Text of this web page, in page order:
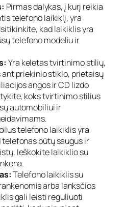
Pirmas dalykas, į kurį reikia
telefono laikiklį, yra
kad laikiklis yra
telefono modeliu ir
Yra keletas tvirtinimo stilių,
priekinio stiklo, prietaisų
angos ir CD lizdo
koks tvirtinimo stilius
automobiliui ir
telefono laikiklis yra
telefonas būtų saugus ir
Ieškokite laikiklio su
Telefono laikiklis su
arba lanksčios
gali leisti reguliuoti